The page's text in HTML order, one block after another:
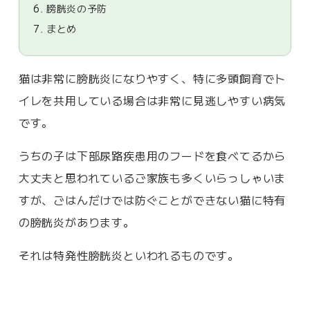
6. 膀胱炎の予防
7. まとめ
猫は非常に膀胱炎になりやすく、特に多頭飼育でト
イレを共用している場合は非常に見逃しやすい病気
です。
うちの子は下部尿路疾患用のフードを食べてるから
大丈夫と思われているご家族も多くいらっしゃいま
すが、ごはんだけでは防ぐことができない猫に特有
の膀胱炎があります。
それは特発性膀胱炎といわれるものです。